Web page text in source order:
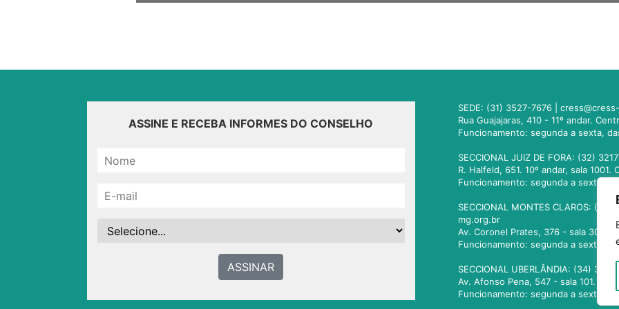
ASSINE E RECEBA INFORMES DO CONSELHO
ASSINAR
SEDE: (31) 3527-7676 |
Rua Guajajaras, 410 - 11º andar.
Funcionamento: segunda a sexta,
SECCIONAL JUIZ DE FORA: (32)
R. Halfeld, 651. 10º andar, sala
Funcionamento: segunda a sexta,
SECCIONAL MONTES CLAROS:
mg.org.br
Av. Coronel Prates, 376 - sala 301.
Funcionamento: segunda a sexta,
SECCIONAL UBERLÂNDIA: (34)
Av. Afonso Pena, 547 - sala 101.
Funcionamento: segunda a sexta,